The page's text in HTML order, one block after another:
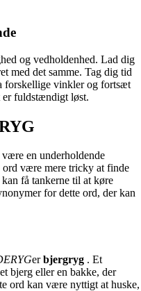
og vedholdenhed. Lad dig
med det samme. Tag dig tid
vinkler og fortsæt
er fuldstændigt løst.
en underholdende
ord være mere tricky at finde
få tankerne til at køre
for dette ord, der kan
erbjergryg . Et
bjerg eller en bakke, der
ord kan være nyttigt at huske,